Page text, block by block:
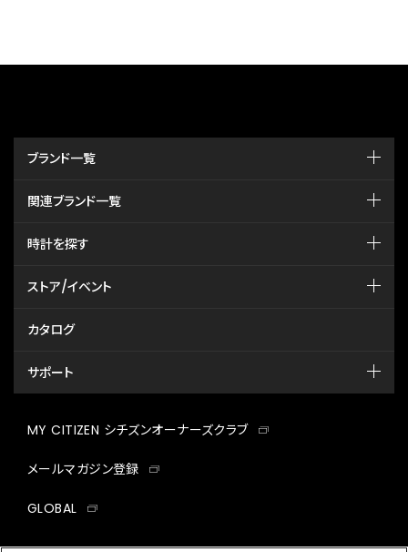
ブランド一覧
関連ブランド一覧
時計を探す
ストア/イベント
カタログ
サポート
MY CITIZEN シチズンオーナーズクラブ
メールマガジン登録
GLOBAL